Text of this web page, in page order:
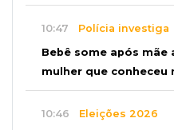
10:47 Polícia investiga
Bebê some após mãe
mulher que conheceu
10:46 Eleições 2026